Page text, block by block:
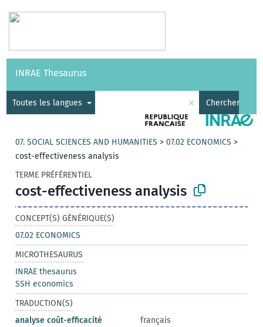
Vocabulaires API
INRAE Thesaurus
Toutes les langues × Chercher
07. SOCIAL SCIENCES AND HUMANITIES >07.02 ECONOMICS >
cost-effectiveness analysis
TERME PRÉFÉRENTIEL
cost-effectiveness analysis
CONCEPT(S) GÉNÉRIQUE(S)
07.02 ECONOMICS
MICROTHESAURUS
INRAE thesaurus
SSH economics
TRADUCTION(S)
analyse coût-efficacité
français